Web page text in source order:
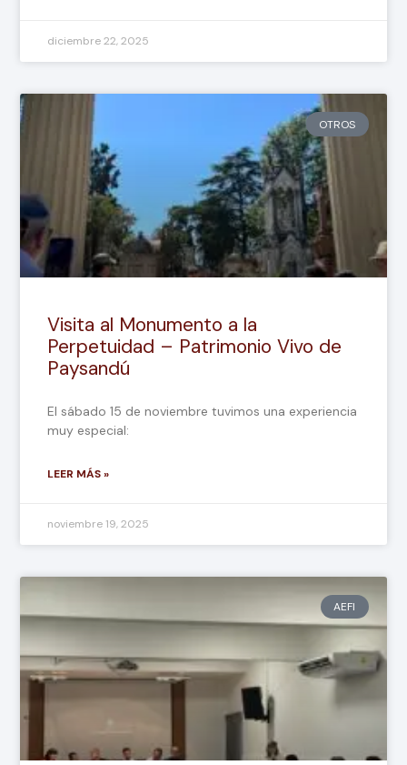
diciembre 22, 2025
OTROS
Visita al Monumento a la
Perpetuidad – Patrimonio Vivo de
Paysandú
El sábado 15 de noviembre tuvimos una experiencia
muy especial:
LEER MÁS »
noviembre 19, 2025
AEFI